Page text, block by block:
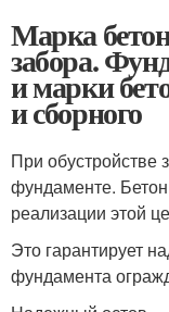
Марка
забора.
и марки
и сборного
При обустройстве
фундаменте.
реализации этой
Это гарантирует
фундамента